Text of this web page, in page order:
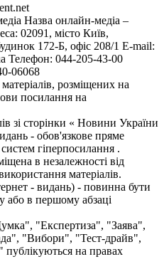
Назва онлайн-медіа –
02091, місто Київ,
172-Б, офіс 208/1 E-mail:
Телефон: 044-205-43-00
06068
розміщених на
посилання на
зі сторінки « Новини України
- обов'язкове пряме
гіперпосилання .
в незалежності від
матеріалів.
- видань) - повинна бути
або в першому абзаці
"Експертиза", "Заява",
"Вибори", "Тест-драйв",
на правах